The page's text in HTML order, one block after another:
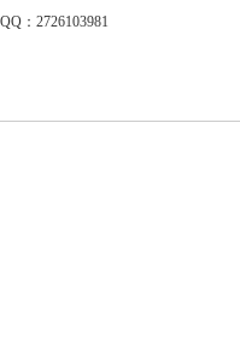
QQ：2726103981